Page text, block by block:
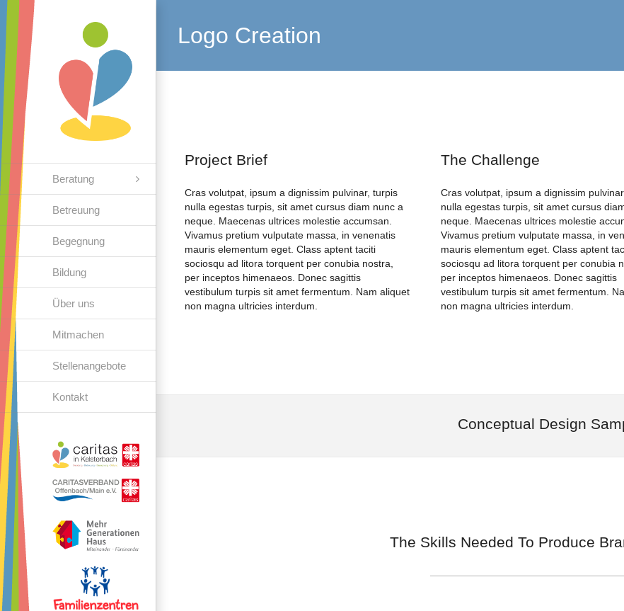
Zum
Inhalt
springen
Beratung
Betreuung
Begegnung
Bildung
Über uns
Mitmachen
Stellenangebote
Kontakt
Logo Creation
Project Brief
Cras volutpat, ipsum a dignissim pulvinar, turpis
nulla egestas turpis, sit amet cursus diam nunc a
neque. Maecenas ultrices molestie accumsan.
Vivamus pretium vulputate massa, in venenatis
mauris elementum eget. Class aptent taciti
sociosqu ad litora torquent per conubia nostra,
per inceptos himenaeos. Donec sagittis
vestibulum turpis sit amet fermentum. Nam aliquet
non magna ultricies interdum.
The Challenge
Cras volutpat, ipsum a dignissim
nulla egestas turpis, sit amet cursus
neque. Maecenas ultrices molestie
Vivamus pretium vulputate massa, in
mauris elementum eget. Class aptent
sociosqu ad litora torquent per conubia
per inceptos himenaeos. Donec sagittis
vestibulum turpis sit amet fermentum.
non magna ultricies interdum.
Conceptual Design
The Skills Needed To Produce